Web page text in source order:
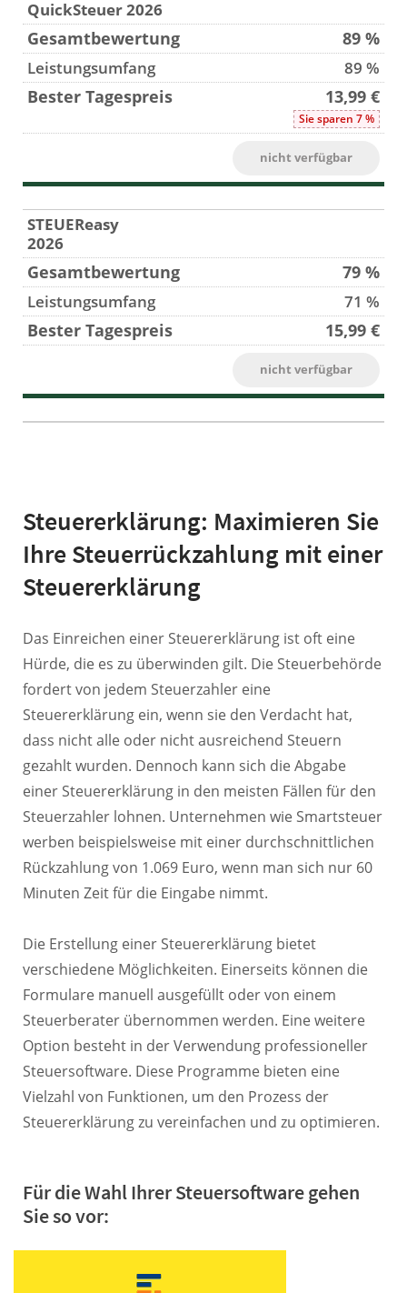
QuickSteuer 2026
89 %
89 %
13,99 €
Sie sparen 7 %
nicht verfügbar
STEUEReasy
2026
79 %
71 %
15,99 €
nicht verfügbar
Steuererklärung: Maximieren Sie
Ihre Steuerrückzahlung mit einer
Steuererklärung
Das Einreichen einer Steuererklärung ist oft eine
Hürde, die es zu überwinden gilt. Die Steuerbehörde
fordert von jedem Steuerzahler eine
Steuererklärung ein, wenn sie den Verdacht hat,
dass nicht alle oder nicht ausreichend Steuern
gezahlt wurden. Dennoch kann sich die Abgabe
einer Steuererklärung in den meisten Fällen für den
Steuerzahler lohnen. Unternehmen wie Smartsteuer
werben beispielsweise mit einer durchschnittlichen
Rückzahlung von 1.069 Euro, wenn man sich nur 60
Minuten Zeit für die Eingabe nimmt.
Die Erstellung einer Steuererklärung bietet
verschiedene Möglichkeiten. Einerseits können die
Formulare manuell ausgefüllt oder von einem
Steuerberater übernommen werden. Eine weitere
Option besteht in der Verwendung professioneller
Steuersoftware. Diese Programme bieten eine
Vielzahl von Funktionen, um den Prozess der
Steuererklärung zu vereinfachen und zu optimieren.
Für die Wahl Ihrer Steuersoftware gehen
Sie so vor: